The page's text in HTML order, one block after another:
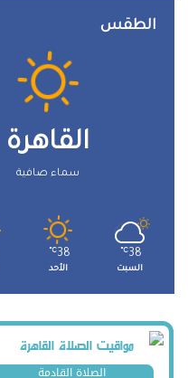
الطقس
القاهرة
سماء صافية
38
℃
السبت
38
℃
الأحد